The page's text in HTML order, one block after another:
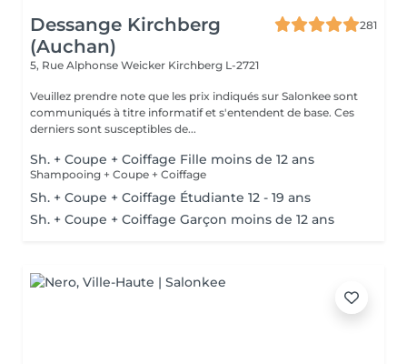
Dessange Kirchberg
(Auchan)
281
5, Rue Alphonse Weicker Kirchberg L-2721
Veuillez prendre note que les prix indiqués sur Salonkee sont
communiqués à titre informatif et s'entendent de base. Ces
derniers sont susceptibles de...
Sh. + Coupe + Coiffage Fille moins de 12 ans
Shampooing + Coupe + Coiffage
Sh. + Coupe + Coiffage Étudiante 12 - 19 ans
Sh. + Coupe + Coiffage Garçon moins de 12 ans